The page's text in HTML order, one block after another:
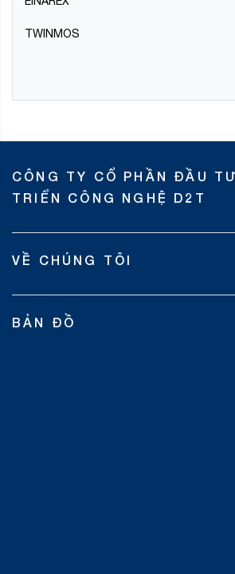
TWINMOS
CÔNG TY CỔ PHẦN ĐẦU
TRIỂN CÔNG NGHỆ D2T
VỀ CHÚNG TÔI
BẢN ĐỒ